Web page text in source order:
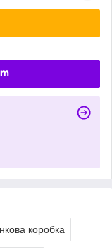
коробка